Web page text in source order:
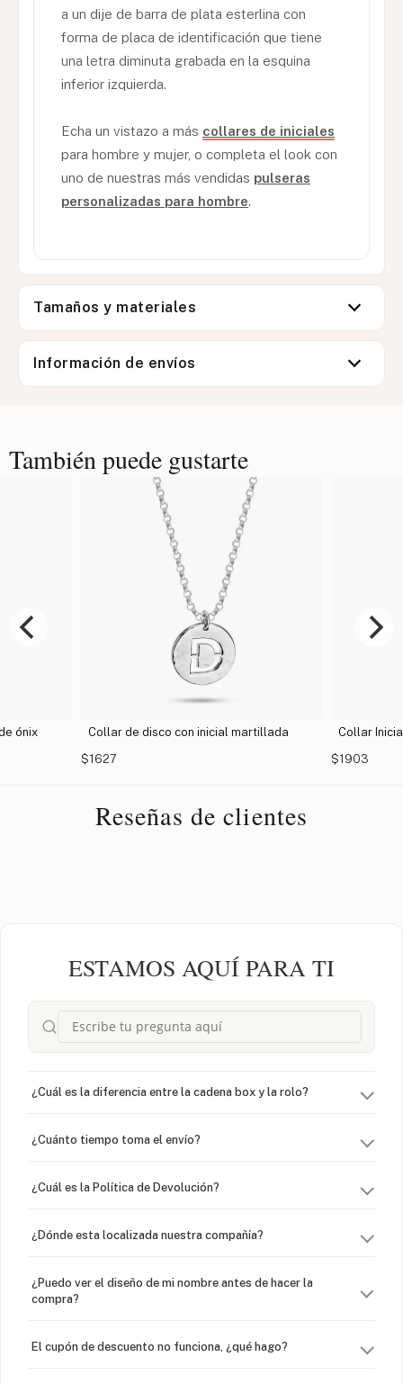
a un dije de barra de plata esterlina con
forma de placa de identificación que tiene
una letra diminuta grabada en la esquina
inferior izquierda.
Echa un vistazo a más collares de iniciales
para hombre y mujer, o completa el look con
uno de nuestras más vendidas pulseras
personalizadas para hombre.
Tamaños y materiales
Información de envíos
También puede gustarte
ónix
Collar de disco con inicial martillada
$1627
Collar
$1903
Reseñas de clientes
ESTAMOS AQUÍ PARA TI
¿Cuál es la diferencia entre la cadena box y la rolo?
¿Cuánto tiempo toma el envío?
¿Cuál es la Política de Devolución?
¿Dónde esta localizada nuestra compañía?
¿Puedo ver el diseño de mi nombre antes de hacer la
compra?
El cupón de descuento no funciona, ¿qué hago?